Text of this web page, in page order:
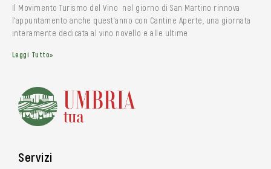
Il Movimento Turismo del Vino nel giorno di San Martino rinnova
l’appuntamento anche quest’anno con Cantine Aperte, una giornata
interamente dedicata al vino novello e alle ultime
Leggi Tutto»
Servizi